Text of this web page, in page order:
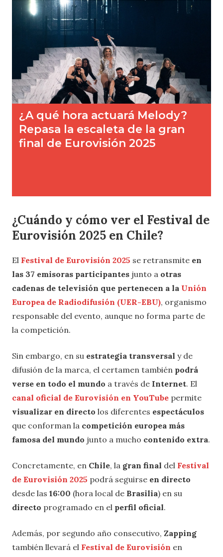
¿Cuándo y cómo ver el Festival de
Eurovisión 2025 en Chile?
El Festival de Eurovisión 2025 se retransmite en
las 37 emisoras participantes junto a otras
cadenas de televisión que pertenecen a la Unión
Europea de Radiodifusión (UER-EBU), organismo
responsable del evento, aunque no forma parte de
la competición.
Sin embargo, en su estrategia transversal y de
difusión de la marca, el certamen también podrá
verse en todo el mundo a través de Internet. El
canal oficial de Eurovisión en YouTube permite
visualizar en directo los diferentes espectáculos
que conforman la competición europea más
famosa del mundo junto a mucho contenido extra.
Concretamente, en Chile, la gran final del Festival
de Eurovisión 2025 podrá seguirse en directo
desde las 16:00 (hora local de Brasilia) en su
directo programado en el perfil oficial.
Además, por segundo año consecutivo, Zapping
también llevará el Festival de Eurovisión en